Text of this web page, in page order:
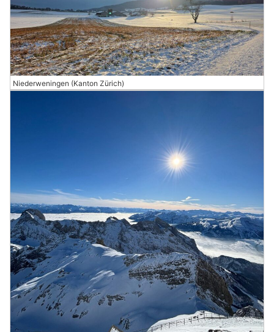
Niederweningen (Kanton Zürich)